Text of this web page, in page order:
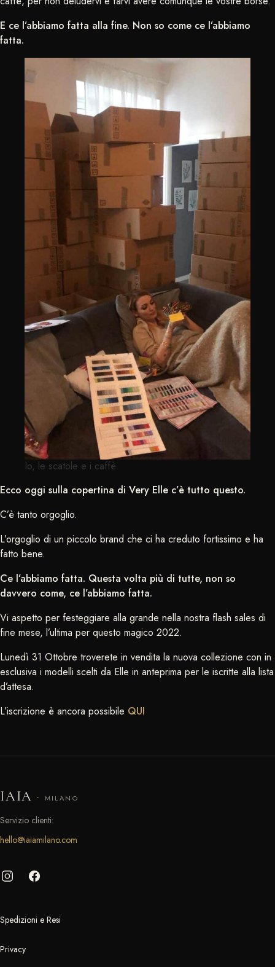
E ce l’abbiamo fatta alla fine. Non so come ce l’abbiamo
fatta.
Io, le scatole e i caffè
Ecco oggi sulla copertina di Very Elle c’è tutto questo.
C’è tanto orgoglio.
L’orgoglio di un piccolo brand che ci ha creduto fortissimo e ha
fatto bene.
Ce l’abbiamo fatta. Questa volta più di tutte, non so
davvero come, ce l’abbiamo fatta.
Vi aspetto per festeggiare alla grande nella nostra flash sales di
fine mese, l’ultima per questo magico 2022.
Lunedì 31 Ottobre troverete in vendita la nuova collezione con in
esclusiva i modelli scelti da Elle in anteprima per le iscritte alla lista
d’attesa.
L’iscrizione è ancora possibile QUI
IAIA · MILANO
Servizio clienti:
hello@iaiamilano.com
Spedizioni e Resi
Privacy